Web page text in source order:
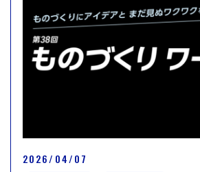
2026/04/07